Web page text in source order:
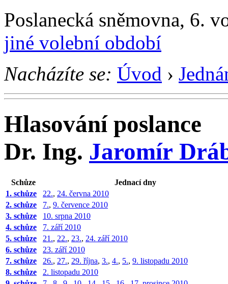
Poslanecká sněmovna, 6.
jiné volební období
Nacházíte se: Úvod ›
Hlasování poslance
Dr. Ing. Jaromír
Schůze
Jednací dny
1. schůze
22., 24. června 2010
2. schůze
7., 9. července 2010
3. schůze
10. srpna 2010
4. schůze
7. září 2010
5. schůze
21., 22., 23., 24. září 2010
6. schůze
23. září 2010
7. schůze
26., 27., 29. října, 3., 4., 5., 9. listopadu 2010
8. schůze
2. listopadu 2010